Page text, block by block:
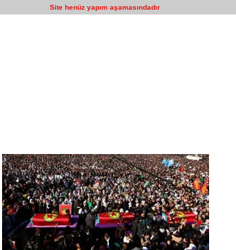
Site henüz yapım aşamasındadır